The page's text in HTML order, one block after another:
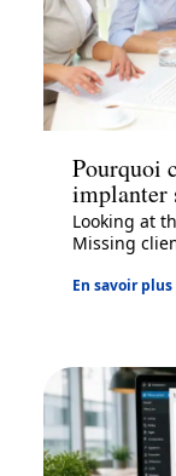
Entreprise
Pourquoi
implanter
Looking at
Missing
En savoir plus